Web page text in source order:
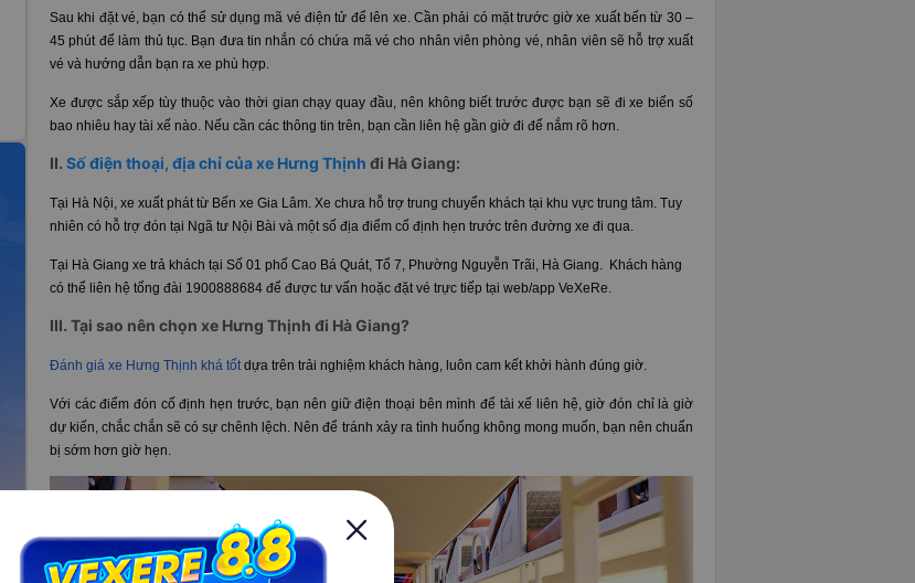
Sau khi đặt vé, bạn có thể sử dụng mã vé điện tử để lên xe. Cần phải có mặt trước giờ xe xuất bến từ 30 –
45 phút để làm thủ tục. Bạn đưa tin nhắn có chứa mã vé cho nhân viên phòng vé, nhân viên sẽ hỗ trợ xuất
vé và hướng dẫn bạn ra xe phù hợp.
Xe được sắp xếp tùy thuộc vào thời gian chạy quay đầu, nên không biết trước được bạn sẽ đi xe biển số
bao nhiêu hay tài xế nào. Nếu cần các thông tin trên, bạn cần liên hệ gần giờ đi để nắm rõ hơn.
II. Số điện thoại, địa chỉ của xe Hưng Thịnh đi Hà Giang:
Tại Hà Nội, xe xuất phát từ Bến xe Gia Lâm. Xe chưa hỗ trợ trung chuyển khách tại khu vực trung tâm. Tuy
nhiên có hỗ trợ đón tại Ngã tư Nội Bài và một số địa điểm cố định hẹn trước trên đường xe đi qua.
Tại Hà Giang xe trả khách tại Số 01 phố Cao Bá Quát, Tổ 7, Phường Nguyễn Trãi, Hà Giang. Khách hàng
có thể liên hệ tổng đài 1900888684 để được tư vấn hoặc đặt vé trực tiếp tại web/app VeXeRe.
III. Tại sao nên chọn xe Hưng Thịnh đi Hà Giang?
Đánh giá xe Hưng Thịnh khá tốt dựa trên trải nghiệm khách hàng, luôn cam kết khởi hành đúng giờ.
Với các điểm đón cố định hẹn trước, bạn nên giữ điện thoại bên mình để tài xế liên hệ, giờ đón chỉ là giờ
dự kiến, chắc chắn sẽ có sự chênh lệch. Nên để tránh xảy ra tình huống không mong muốn, bạn nên chuẩn
bị sớm hơn giờ hẹn.